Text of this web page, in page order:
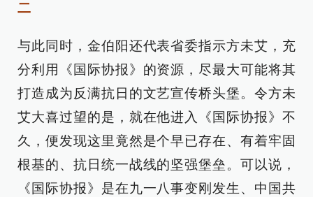
二
与此同时，金伯阳还代表省委指示方未艾，充
分利用《国际协报》的资源，尽最大可能将其
打造成为反满抗日的文艺宣传桥头堡。令方未
艾大喜过望的是，就在他进入《国际协报》不
久，便发现这里竟然是个早已存在、有着牢固
根基的、抗日统一战线的坚强堡垒。可以说，
《国际协报》是在九一八事变刚发生、中国共